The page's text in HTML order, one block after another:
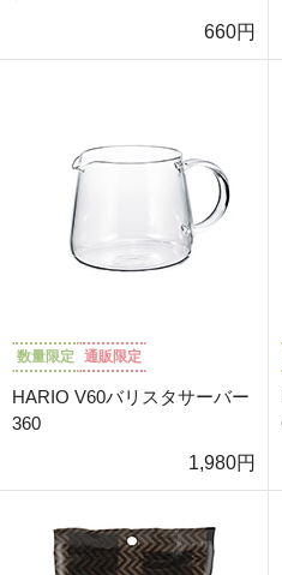
660円
数量限定 通販限定
HARIO V60バリスタサーバー
360
1,980円